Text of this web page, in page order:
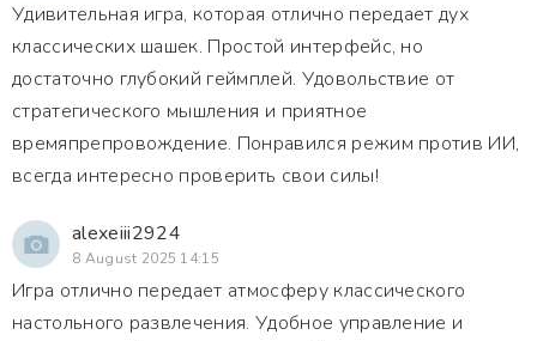
Удивительная игра, которая отлично передает дух
классических шашек. Простой интерфейс, но
достаточно глубокий геймплей. Удовольствие от
стратегического мышления и приятное
времяпрепровождение. Понравился режим против ИИ,
всегда интересно проверить свои силы!
alexeiii2924
8 August 2025 14:15
Игра отлично передает атмосферу классического
настольного развлечения. Удобное управление и